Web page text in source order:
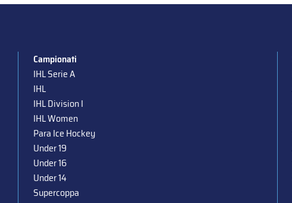
Campionati
IHL Serie A
IHL
IHL Division I
IHL Women
Para Ice Hockey
Under 19
Under 16
Under 14
Supercoppa